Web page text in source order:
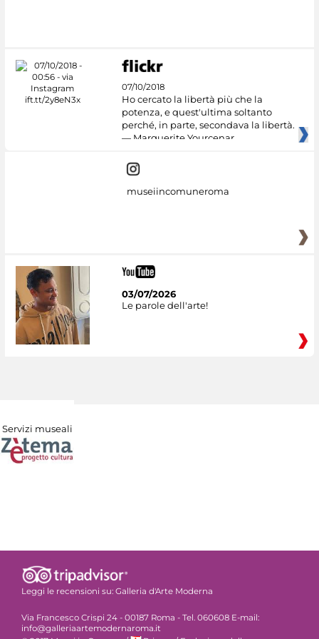
07/10/2018
Ho cercato la libertà più che la
potenza, e quest'ultima soltanto
perché, in parte, secondava la libertà.
— Marguerite Yourcenar
museiincomuneroma
03/07/2026
Le parole dell'arte!
Servizi museali
Leggi le recensioni su: Galleria d'Arte Moderna
Via Francesco Crispi 24 - 00187 Roma - Tel. 060608 E-mail:
info@galleriaartemodernaroma.it